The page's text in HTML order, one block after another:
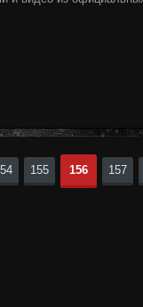
155 156 157